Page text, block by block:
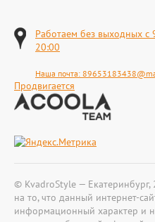
Работаем без выходных с
20:00
Наша почта:
Продвигается
© KvadroStyle —
на то, что данный интернет-
информационный характер и